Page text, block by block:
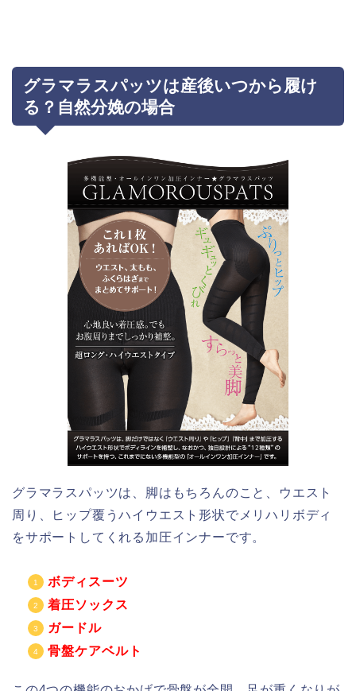
グラマラスパッツは産後いつから履け
る？自然分娩の場合
グラマラスパッツは、脚はもちろんのこと、ウエスト
周り、ヒップ覆うハイウエスト形状でメリハリボディ
をサポートしてくれる加圧インナーです。
ボディスーツ
着圧ソックス
ガードル
骨盤ケアベルト